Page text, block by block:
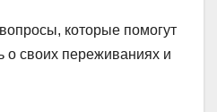
которые помогут
о своих переживаниях и